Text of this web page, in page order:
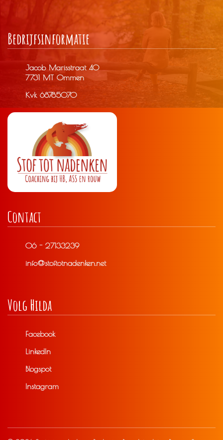
Bedrijfs­informatie
Jacob Marisstraat 40
7731 MT Ommen
Kvk 68785070
Contact
06 - 27133239
info@stoftotnadenken.net
Volg Hilda
Facebook
LinkedIn
Blogspot
Instagram